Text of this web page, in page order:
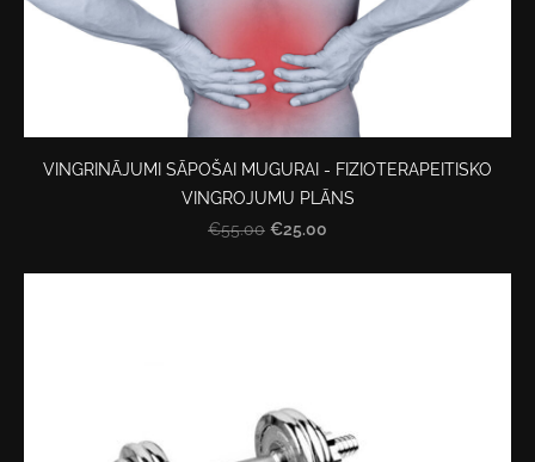
VINGRINĀJUMI SĀPOŠAI MUGURAI - FIZIOTERAPEITISKO
VINGROJUMU PLĀNS
€55.00 €25.00